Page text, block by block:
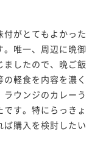
がとてもよかった
。唯一、周辺に晩御
したので、晩ご飯
軽食を内容を濃く
ウンジのカレーう
す。特にらっきょ
購入を検討したい